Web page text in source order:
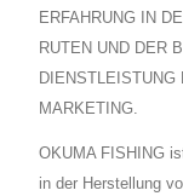
ERFAHRUNG IN
RUTEN UND DER
DIENSTLEISTUNG
MARKETING.
OKUMA FISHING
in der Herstellung